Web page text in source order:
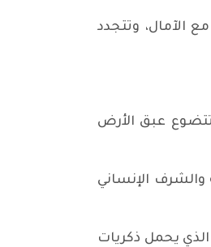
الآمال، وتتجدد
عبق الأرض
والشرف الإنساني
يحمل ذكريات